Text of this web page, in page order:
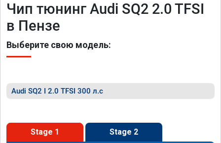
Чип тюнинг Audi SQ2 2.0 TFSI
в Пензе
Выберите свою модель:
Audi SQ2 I 2.0 TFSI 300 л.с
Stage 1 Stage 2